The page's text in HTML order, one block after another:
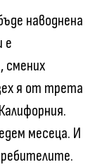
наводнена
е
смених
я от трета
месеца. И